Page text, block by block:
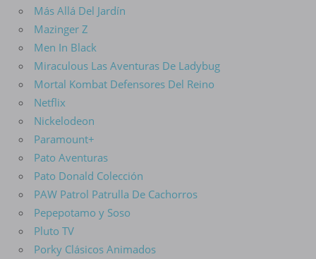
Más Allá Del Jardín
Mazinger Z
Men In Black
Miraculous Las Aventuras De Ladybug
Mortal Kombat Defensores Del Reino
Netflix
Nickelodeon
Paramount+
Pato Aventuras
Pato Donald Colección
PAW Patrol Patrulla De Cachorros
Pepepotamo y Soso
Pluto TV
Porky Clásicos Animados